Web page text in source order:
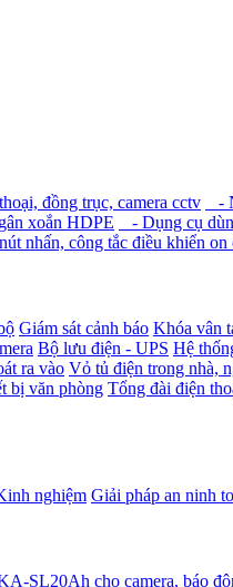
đồng trục, camera cctv -
xoắn HDPE - Dụng cụ
nhấn, công tắc điều khiển on
Giám sát cảnh báo Khóa vân
Bộ lưu điện - UPS Hệ
ra vào Vỏ tủ điện trong nhà,
bị văn phòng Tổng đài điện
nghiệm Giải pháp an ninh